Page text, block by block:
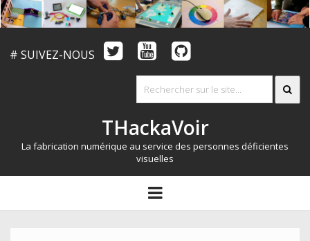
# SUIVEZ-NOUS
THackaVoir
La fabrication numérique au service des personnes déficientes
visuelles
ARTICLES
LE CONCOURS
open
menu